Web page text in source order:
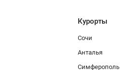
Курорты
Сочи
Анталья
Симферополь